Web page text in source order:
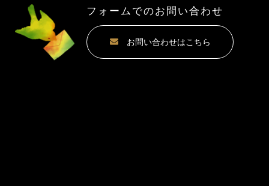
フォームでのお問い合わせ
お問い合わせはこちら